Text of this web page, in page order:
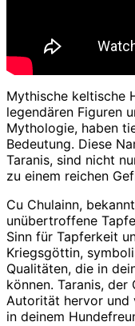
Mythische keltische
legendären Figuren
Mythologie, haben
Bedeutung. Diese
Taranis, sind nicht
zu einem reichen
Cu Chulainn,
unübertroffene
Sinn für Tapferkeit
Kriegsgöttin,
Qualitäten, die in
können. Taranis,
Autorität hervor und
in deinem